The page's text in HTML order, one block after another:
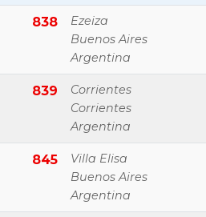
838
Ezeiza
Buenos Aires
Argentina
839
Corrientes
Corrientes
Argentina
845
Villa Elisa
Buenos Aires
Argentina